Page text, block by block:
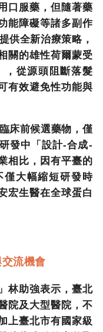
口服藥，但隨著藥
能障礙等諸多副作
供全新治療策略，
關的雄性荷爾蒙受
，從源頭阻斷落髮
有效避免性功能與
床前候選藥物，僅
發中「設計-合成-
相比，因有平臺的
僅大幅縮短研發時
宏生醫在全球蛋白
流機會
林助強表示，臺北
院及大型醫院，不
上臺北市有國家級